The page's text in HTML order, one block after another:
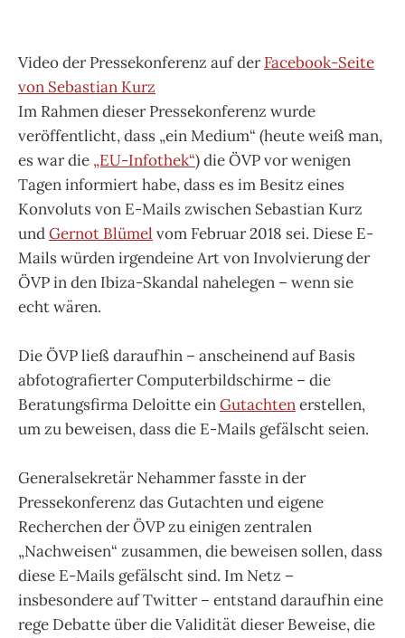
Video der Pressekonferenz auf derFacebook-Seite
von Sebastian Kurz
Im Rahmen dieser Pressekonferenz wurde
veröffentlicht, dass „ein Medium“ (heute weiß man,
es war die „EU-Infothek“) die ÖVP vor wenigen
Tagen informiert habe, dass es im Besitz eines
Konvoluts von E-Mails zwischen Sebastian Kurz
undGernot Blümel vom Februar 2018 sei. Diese E-
Mails würden irgendeine Art von Involvierung der
ÖVP in den Ibiza-Skandal nahelegen – wenn sie
echt wären.
Die ÖVP ließ daraufhin – anscheinend auf Basis
abfotografierter Computerbildschirme – die
Beratungsfirma Deloitte einGutachtenerstellen,
um zu beweisen, dass die E-Mails gefälscht seien.
Generalsekretär Nehammer fasste in der
Pressekonferenz das Gutachten und eigene
Recherchen der ÖVP zu einigen zentralen
„Nachweisen“ zusammen, die beweisen sollen, dass
diese E-Mails gefälscht sind. Im Netz –
insbesondere auf Twitter – entstand daraufhin eine
rege Debatte über die Validität dieser Beweise, die